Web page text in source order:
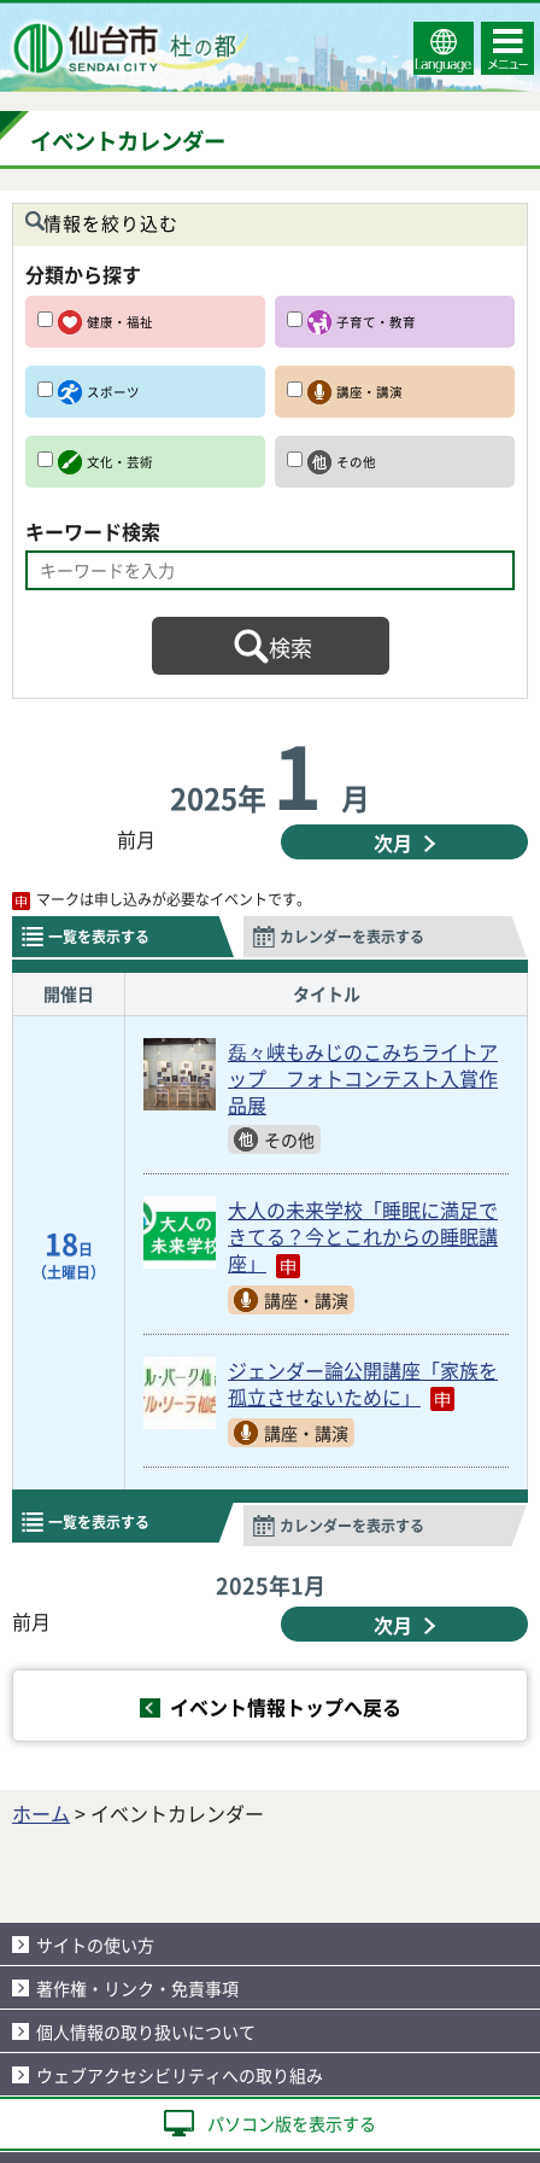
Select
Language
コンテ
ンツメ
ニュー
イベントカレンダー
情報を絞り込む
分類から探す
健康・福祉 子育て・教育
スポーツ 講座・講演
文化・芸術 その他
キーワード検索
2025年 1 月
前月 次月
マークは申し込みが必要なイベントです。
一覧を表示する
カレンダーを表示する
開催日 タイトル
18日
（土曜日）
磊々峡もみじのこみちライトア
ップ フォトコンテスト入賞作
品展
その他
大人の未来学校「睡眠に満足で
きてる？今とこれからの睡眠講
座」
講座・講演
ジェンダー論公開講座「家族を
孤立させないために」
講座・講演
一覧を表示する カレンダーを表示する
2025年1月
前月 次月
イベント情報トップへ戻る
ホーム > イベントカレンダー
サイトの使い方
著作権・リンク・免責事項
個人情報の取り扱いについて
ウェブアクセシビリティへの取り組み
パソコン版を表示する